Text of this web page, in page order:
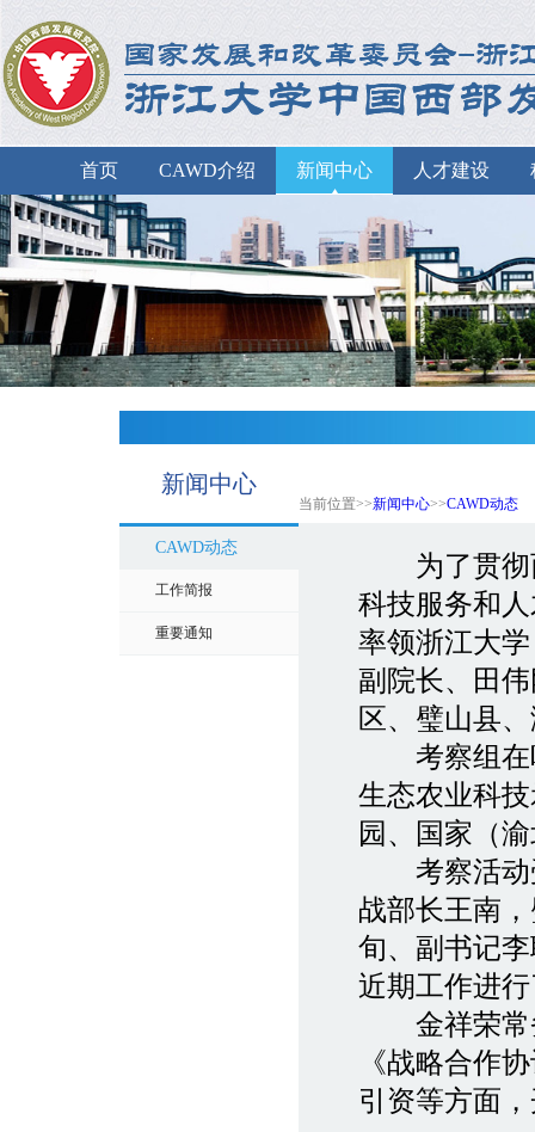
首页 CAWD介绍 新闻中心 人才建设
新闻中心
当前位置>>新闻中心>>CAWD动态
CAWD动态
工作简报
重要通知
为了贯彻西
科技服务和
率领浙江大
副院长、田
区、璧山县
考察组在听
生态农业科
园、国家（
考察活动受
战部长王南
旬、副书记
近期工作进
金祥荣常务
《战略合作
引资等方面